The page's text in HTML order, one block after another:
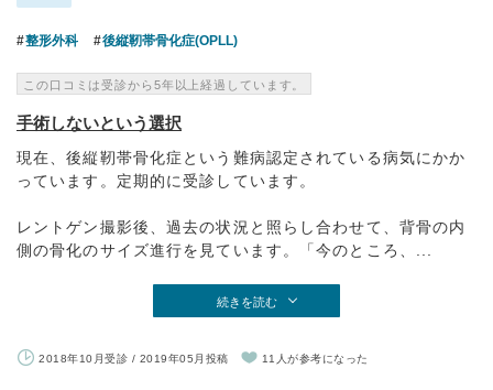
整形外科 後縦靭帯骨化症(OPLL)
この口コミは受診から5年以上経過しています。
手術しないという選択
現在、後縦靭帯骨化症という難病認定されている病気にかか
っています。定期的に受診しています。
レントゲン撮影後、過去の状況と照らし合わせて、背骨の内
側の骨化のサイズ進行を見ています。「今のところ、...
続きを読む
2018年10月受診 / 2019年05月投稿 11人が参考になった